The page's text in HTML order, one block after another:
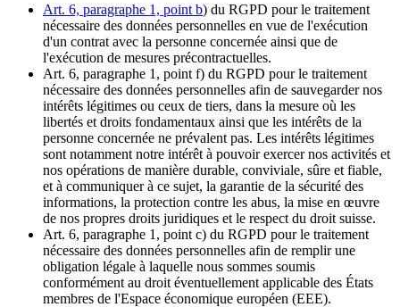
Art. 6, paragraphe 1, point b) du RGPD pour le traitement
nécessaire des données personnelles en vue de l'exécution
d'un contrat avec la personne concernée ainsi que de
l'exécution de mesures précontractuelles.
Art. 6, paragraphe 1, point f) du RGPD pour le traitement
nécessaire des données personnelles afin de sauvegarder nos
intérêts légitimes ou ceux de tiers, dans la mesure où les
libertés et droits fondamentaux ainsi que les intérêts de la
personne concernée ne prévalent pas. Les intérêts légitimes
sont notamment notre intérêt à pouvoir exercer nos activités et
nos opérations de manière durable, conviviale, sûre et fiable,
et à communiquer à ce sujet, la garantie de la sécurité des
informations, la protection contre les abus, la mise en œuvre
de nos propres droits juridiques et le respect du droit suisse.
Art. 6, paragraphe 1, point c) du RGPD pour le traitement
nécessaire des données personnelles afin de remplir une
obligation légale à laquelle nous sommes soumis
conformément au droit éventuellement applicable des États
membres de l'Espace économique européen (EEE).